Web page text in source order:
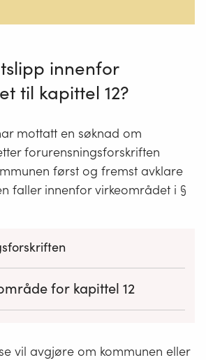
innenfor
til kapittel 12?
mottatt en søknad om
forurensningsforskriften
først og fremst avklare
faller innenfor virkeområdet i §
for kapittel 12
med utslipp mindre enn 50
vil avgjøre om kommunen eller